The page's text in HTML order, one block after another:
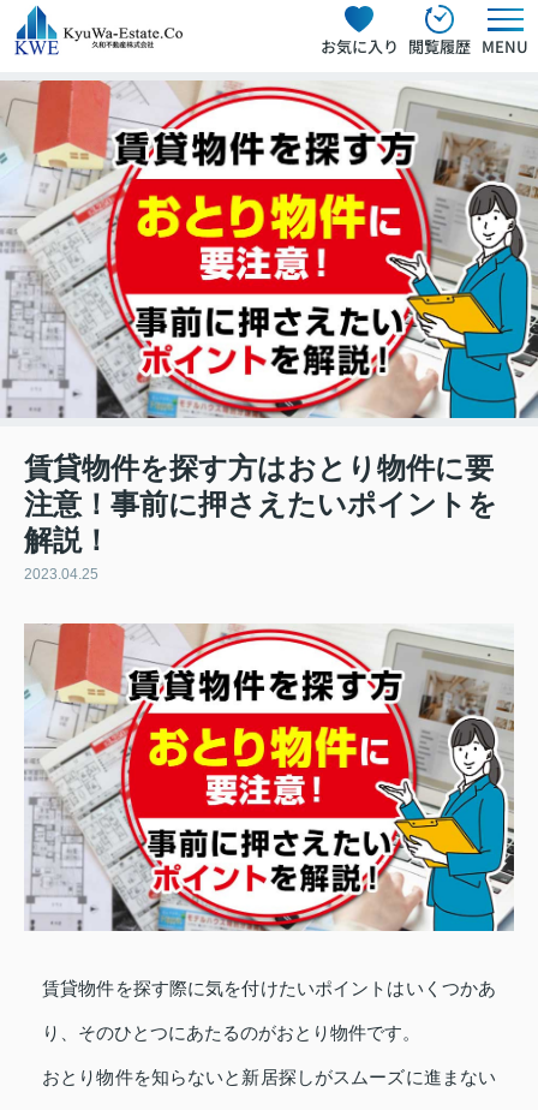
お気に入り 閲覧履歴 MENU
賃貸物件を探す方はおとり物件に要
注意！事前に押さえたいポイントを
解説！
2023.04.25
賃貸物件を探す際に気を付けたいポイントはいくつかあ
り、そのひとつにあたるのがおとり物件です。
おとり物件を知らないと新居探しがスムーズに進まない